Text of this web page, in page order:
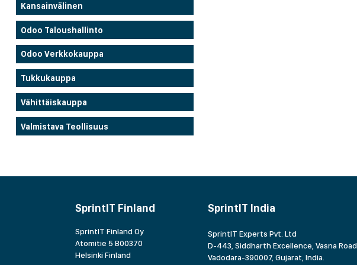
Kansainvälinen
Odoo Taloushallinto
Odoo Verkkokauppa
Tukkukauppa
Vähittäiskauppa
Valmistava Teollisuus
SprintIT Finland
SprintIT Finland Oy
Atomitie 5 B00370
Helsinki Finland
SprintIT India
SprintIT Experts Pvt. Ltd
D-443, Siddharth Excellence, Vasna Road,
Vadodara-390007, Gujarat, India.